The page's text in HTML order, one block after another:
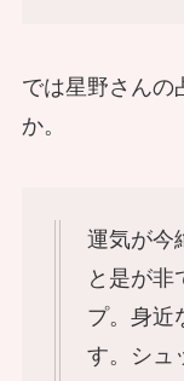
では星野さんの
か。
運気が今
と是が非
プ。身近
す。シュ